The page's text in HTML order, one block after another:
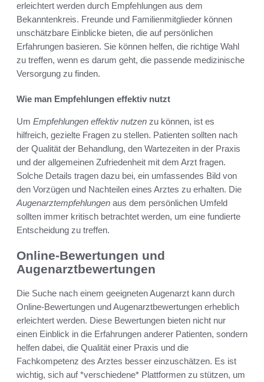
erleichtert werden durch Empfehlungen aus dem
Bekanntenkreis. Freunde und Familienmitglieder können
unschätzbare Einblicke bieten, die auf persönlichen
Erfahrungen basieren. Sie können helfen, die richtige Wahl
zu treffen, wenn es darum geht, die passende medizinische
Versorgung zu finden.
Wie man Empfehlungen effektiv nutzt
Um Empfehlungen effektiv nutzen zu können, ist es
hilfreich, gezielte Fragen zu stellen. Patienten sollten nach
der Qualität der Behandlung, den Wartezeiten in der Praxis
und der allgemeinen Zufriedenheit mit dem Arzt fragen.
Solche Details tragen dazu bei, ein umfassendes Bild von
den Vorzügen und Nachteilen eines Arztes zu erhalten. Die
Augenarztempfehlungen aus dem persönlichen Umfeld
sollten immer kritisch betrachtet werden, um eine fundierte
Entscheidung zu treffen.
Online-Bewertungen und
Augenarztbewertungen
Die Suche nach einem geeigneten Augenarzt kann durch
Online-Bewertungen und Augenarztbewertungen erheblich
erleichtert werden. Diese Bewertungen bieten nicht nur
einen Einblick in die Erfahrungen anderer Patienten, sondern
helfen dabei, die Qualität einer Praxis und die
Fachkompetenz des Arztes besser einzuschätzen. Es ist
wichtig, sich auf *verschiedene* Plattformen zu stützen, um